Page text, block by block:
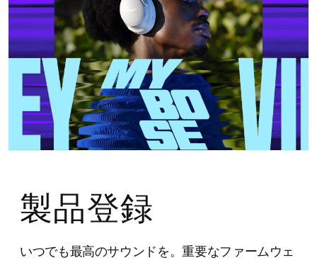
製品登録
いつでも最高のサウンドを。重要なファームウェ